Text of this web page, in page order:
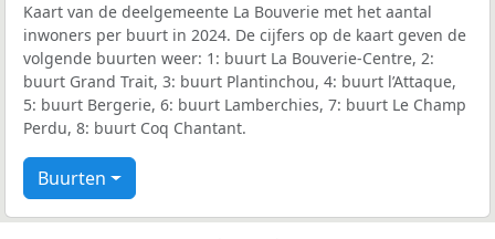
Kaart van de deelgemeente La Bouverie met het aantal
inwoners per buurt in 2024. De cijfers op de kaart geven de
volgende buurten weer: 1: buurt La Bouverie-Centre, 2:
buurt Grand Trait, 3: buurt Plantinchou, 4: buurt l’Attaque,
5: buurt Bergerie, 6: buurt Lamberchies, 7: buurt Le Champ
Perdu, 8: buurt Coq Chantant.
Buurten